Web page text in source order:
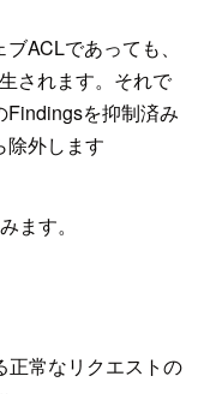
ACLであっても、
されます。それで
Findingsを抑制済み
除外します
ます。
正常なリクエストの